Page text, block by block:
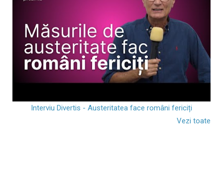
Interviu Divertis - Austeritatea face români fericiți
Vezi toate